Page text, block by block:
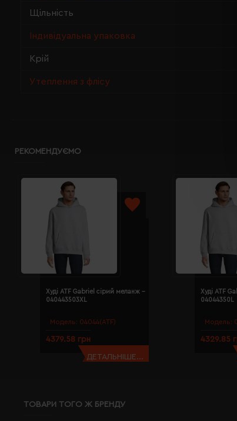
Щільність
Індивідуальна упаковка
Крій
Утеплення з флісу
РЕКОМЕНДУЄМО
Модель: 04044(ATF)
Худі ATF Gabriel сірий меланж -
040443503XL
4379.58 грн
ДЕТАЛЬНІШЕ...
Модель:
Худі ATF
04044350L
4329.85
ТОВАРИ ТОГО Ж БРЕНДУ